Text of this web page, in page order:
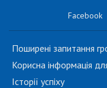
Facebook
Поширені запитання
Корисна інформація
Історії успіху